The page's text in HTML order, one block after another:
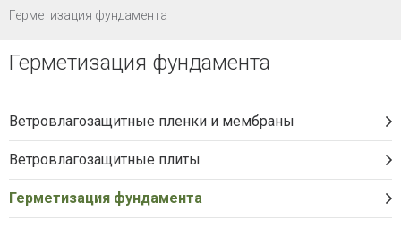
Герметизация фундамента
Герметизация фундамента
Ветровлагозащитные пленки и мембраны
Ветровлагозащитные плиты
Герметизация фундамента